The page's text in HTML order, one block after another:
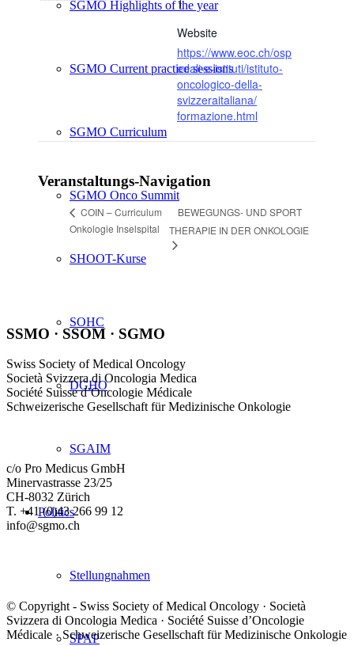
SGMO Highlights of the year
SGMO Current practice sessions
SGMO Curriculum
SGMO Onco Summit
SHOOT-Kurse
SOHC
DGHO
SGAIM
Politics
Stellungnahmen
SPAP
1
Website
https://www.eoc.ch/osp
edali-e-istituti/istituto-
oncologico-della-
svizzeraitaliana/
formazione.html
Veranstaltungs-Navigation
COIN – Curriculum
Onkologie Inselspital
BEWEGUNGS- UND SPORT
THERAPIE IN DER ONKOLOGIE
SSMO · SSOM · SGMO
Swiss Society of Medical Oncology
Società Svizzera di Oncologia Medica
Société Suisse d’Oncologie Médicale
Schweizerische Gesellschaft für Medizinische Onkologie
c/o Pro Medicus GmbH
Minervastrasse 23/25
CH-8032 Zürich
T. +41 (0)43 266 99 12
info@sgmo.ch
© Copyright - Swiss Society of Medical Oncology · Società
Svizzera di Oncologia Medica · Société Suisse d’Oncologie
Médicale · Schweizerische Gesellschaft für Medizinische Onkologie